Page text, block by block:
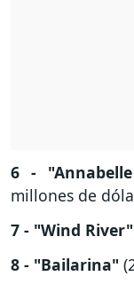
6 -
millones de
7 - "Wind River"
8 - "Bailarina"